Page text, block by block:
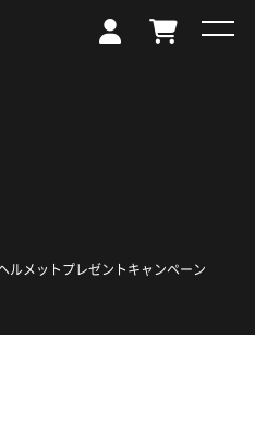
ルメットプレゼントキャンペーン